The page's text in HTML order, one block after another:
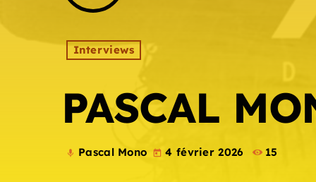
Interviews
PASCAL
mic Pascal Mono today 4 février 2026 15